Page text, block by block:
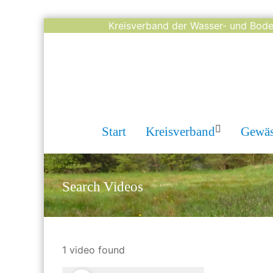
Kreisverband der Wasser- und
Start Kreisverband
Search Videos
1 video found